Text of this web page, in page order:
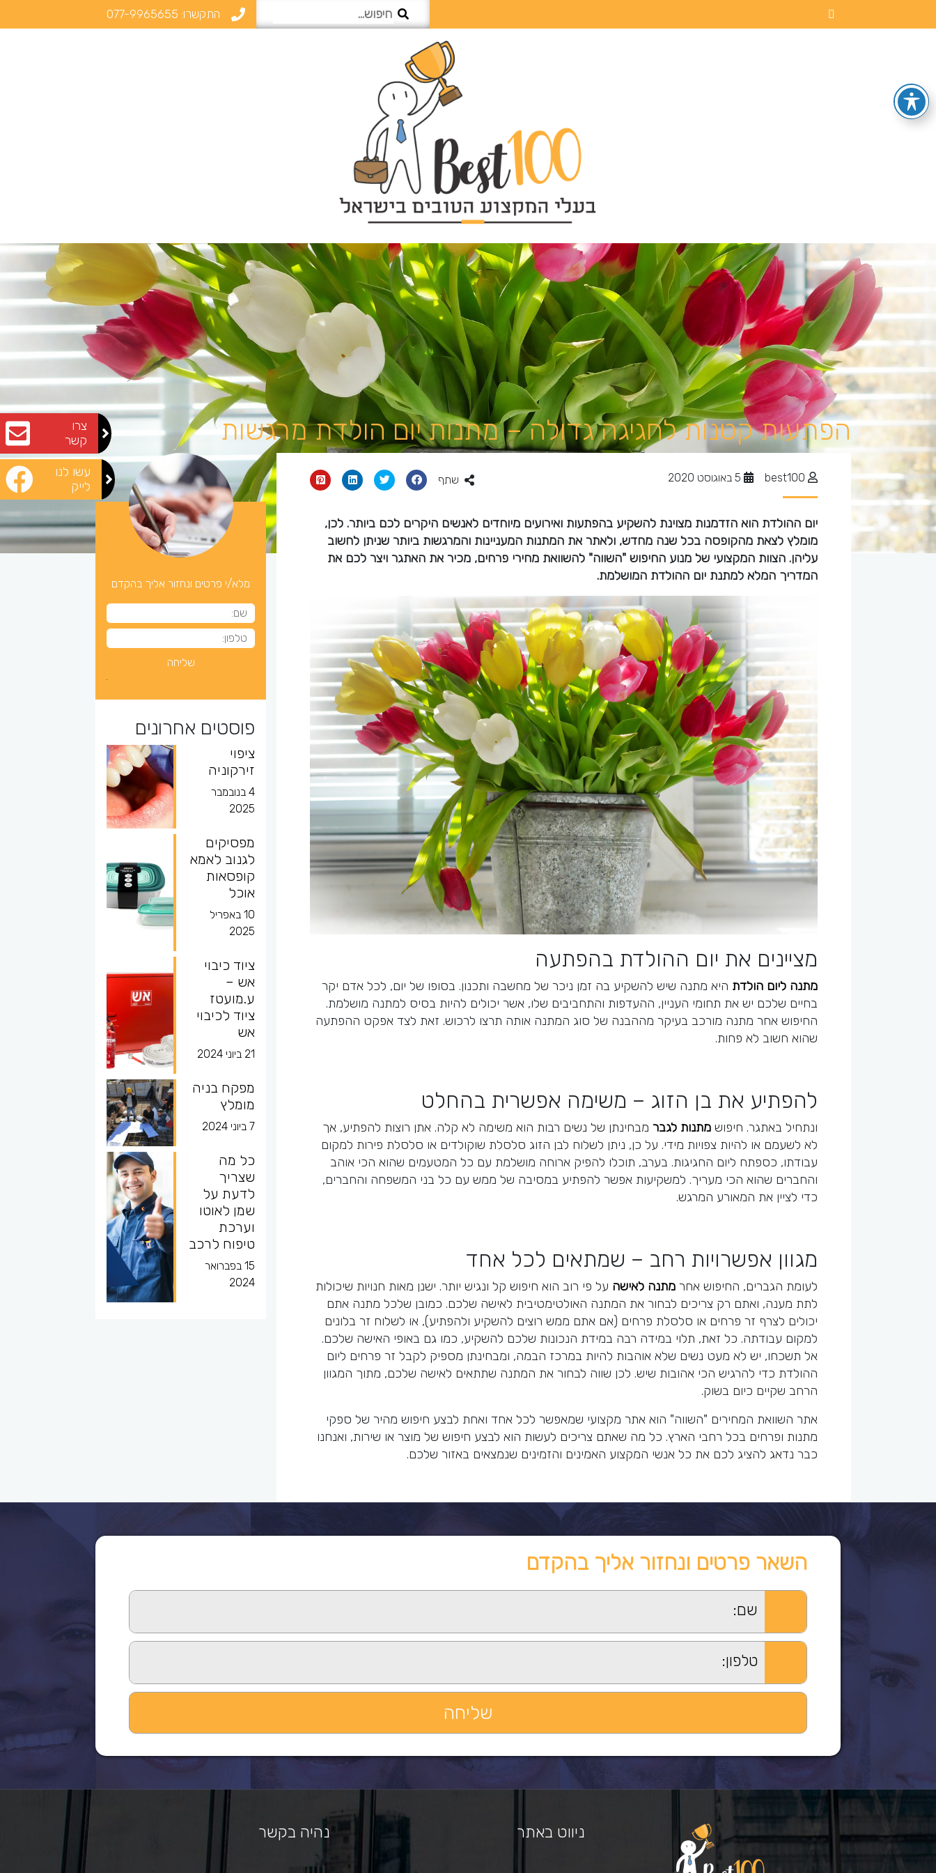
התקשרו: 077-9965655
צרו
קשר
עשו לנו
לייק
הפתעות קטנות לחגיגה גדולה – מתנות יום הולדת מרגשות
שתף
יום ההולדת הוא הזדמנות מצוינת להשקיע בהפתעות ואירועים מיוחדים לאנשים היקרים לכם ביותר. לכן,
מומלץ לצאת מהקופסה בכל שנה מחדש, ולאתר את המתנות המעניינות והמרגשות ביותר שניתן לחשוב
עליהן. הצוות המקצועי של מנוע החיפוש "השווה" להשוואת מחירי פרחים, מכיר את האתגר ויצר לכם את
המדריך המלא למתנת יום ההולדת המושלמת.
מציינים את יום ההולדת בהפתעה
מתנה ליום הולדת היא מתנה שיש להשקיע בה זמן ניכר של מחשבה ותכנון. בסופו של יום, לכל אדם יקר
בחיים שלכם יש את תחומי העניין, ההעדפות והתחביבים שלו, אשר יכולים להיות בסיס למתנה מושלמת.
החיפוש אחר מתנה מורכב בעיקר מההבנה של סוג המתנה אותה תרצו לרכוש. זאת לצד אפקט ההפתעה
שהוא חשוב לא פחות.
להפתיע את בן הזוג – משימה אפשרית בהחלט
ונתחיל באתגר. חיפוש מתנות לגבר מבחינתן של נשים רבות הוא משימה לא קלה. אתן רוצות להפתיע, אך
לא לשעמם או להיות צפויות מידי. על כן, ניתן לשלוח לבן הזוג סלסלת שוקולדים או סלסלת פירות למקום
עבודתו, כספתח ליום החגיגות. בערב, תוכלו להפיק ארוחה מושלמת עם כל המטעמים שהוא הכי אוהב
והחברים שהוא הכי מעריך. למשקיעות אפשר להפתיע במסיבה של ממש עם כל בני המשפחה והחברים,
כדי לציין את המאורע המרגש.
מגוון אפשרויות רחב – שמתאים לכל אחד
לעומת הגברים, החיפוש אחר מתנה לאישה על פי רוב הוא חיפוש קל ונגיש יותר. ישנן מאות חנויות שיכולות
לתת מענה, ואתם רק צריכים לבחור את המתנה האולטימטיבית לאישה שלכם. כמובן שלכל מתנה אתם
יכולים לצרף זר פרחים או סלסלת פרחים (אם אתם ממש רוצים להשקיע ולהפתיע), או לשלוח זר בלונים
למקום עבודתה. כל זאת, תלוי במידה רבה במידת הנכונות שלכם להשקיע, כמו גם באופי האישה שלכם.
אל תשכחו, יש לא מעט נשים שלא אוהבות להיות במרכז הבמה, ומבחינתן מספיק לקבל זר פרחים ליום
ההולדת כדי להרגיש הכי אהובות שיש. לכן שווה לבחור את המתנה שתתאים לאישה שלכם, מתוך המגוון
הרחב שקיים כיום בשוק.
אתר השוואת המחירים "השווה" הוא אתר מקצועי שמאפשר לכל אחד ואחת לבצע חיפוש מהיר של ספקי
מתנות ופרחים בכל רחבי הארץ. כל מה שאתם צריכים לעשות הוא לבצע חיפוש של מוצר או שירות, ואנחנו
כבר נדאג להציג לכם את כל אנשי המקצוע האמינים והזמינים שנמצאים באזור שלכם.
מלא/י פרטים ונחזור אליך בהקדם
פוסטים אחרונים
ציפוי
זירקוניה
4 בנובמבר
2025
מפסיקים
לגנוב לאמא
קופסאות
אוכל
10 באפריל
2025
ציוד כיבוי
אש –
ע.מועטז
ציוד לכיבוי
אש
21 ביוני 2024
מפקח בניה
מומלץ
7 ביוני 2024
כל מה
שצריך
לדעת על
שמן לאוטו
וערכת
טיפוח לרכב
15 בפברואר
2024
השאר פרטים ונחזור אליך בהקדם
ניווט באתר נהיה בקשר